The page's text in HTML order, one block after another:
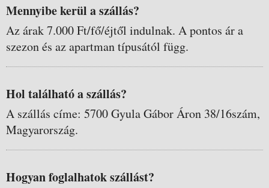
Mennyibe kerül a szállás?
Az árak 7.000 Ft/fő/éjtől indulnak. A pontos ár a
szezon és az apartman típusától függ.
Hol található a szállás?
A szállás címe: 5700 Gyula Gábor Áron 38/16szám,
Magyarország.
Hogyan foglalhatok szállást?